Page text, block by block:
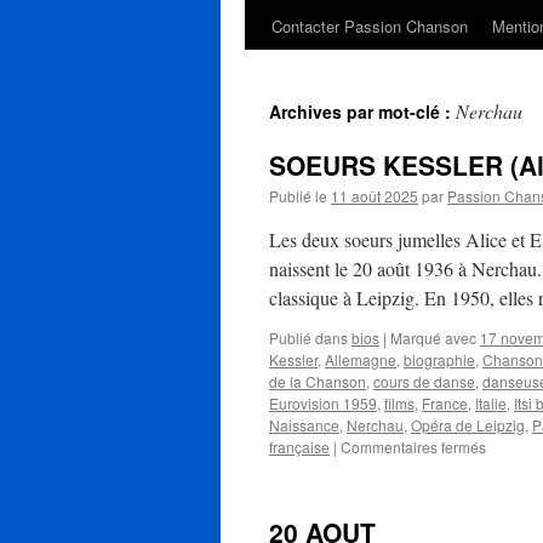
Contacter Passion Chanson
Archives par mot-clé : Nerchau
SOEURS KESSLER
Publié le 11 août 2025 par Passion
Les deux soeurs jumelles Alice et
naissent le 20 août 1936 à
classique à Leipzig. En 1950, elles
Publié dansbios | Marqué avec 17
Kessler, Allemagne, biographie,
de la Chanson, cours de danse,
Eurovision 1959, films, France, Italie, Itsi
Naissance, Nerchau, Opéra de Leipzig,
française | Commentaires ferméssur
20 AOUT